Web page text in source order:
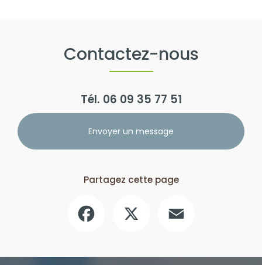
Contactez-nous
Tél. 06 09 35 77 51
Envoyer un message
Partagez cette page